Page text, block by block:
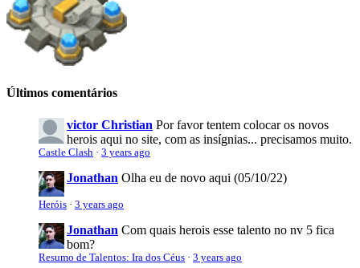
Últimos comentários
victor Christian Por favor tentem colocar os novos
herois aqui no site, com as insígnias... precisamos muito.
Castle Clash · 3 years ago
Jonathan Olha eu de novo aqui (05/10/22)
Heróis · 3 years ago
Jonathan Com quais herois esse talento no nv 5 fica
bom?
Resumo de Talentos: Ira dos Céus · 3 years ago